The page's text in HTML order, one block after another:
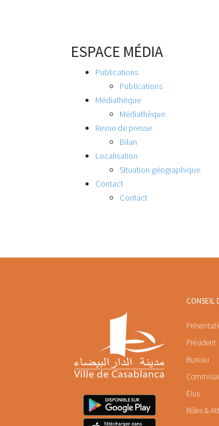
ESPACE MÉDIA
Publications
Publications
Médiathèque
Médiathèque
Revue de presse
Bilan
Localisation
Situation géographique
Contact
Contact
CONSEIL
Président
Bureau
Elus
Rôles &